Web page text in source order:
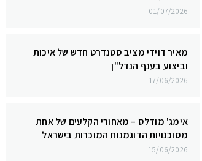
01/07/2026
מאיר דוידי מציב סטנדרט חדש של איכות
וביצוע בענף הנדל"ן
17/06/2026
אימג' מודלס – מאחורי הקלעים של אחת
מסוכנויות הדוגמנות המוכרות בישראל
15/06/2026